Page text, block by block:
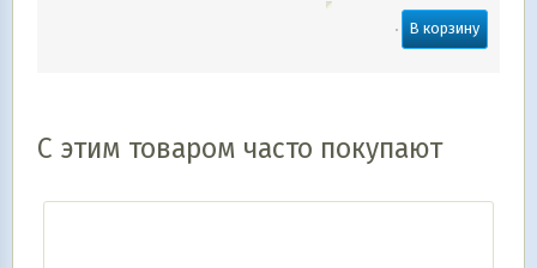
В корзину
С этим товаром часто покупают